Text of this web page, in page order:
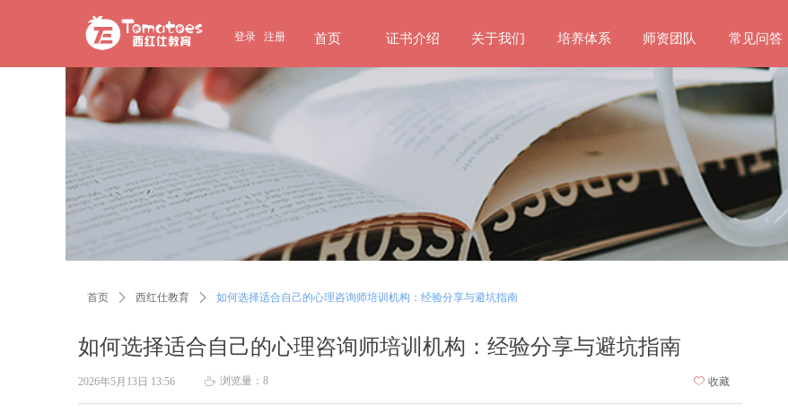
首页 证书介绍 关于我们 培养体系 师资团队 常见问答
登录 注册
如何选择适合自己的心理咨询师培训机构：经验分享与避坑指南
首页 ꄲ 西红仕教育 ꄲ 如何选择适合自己的心理咨询师培训机构：经验分享与避坑指南
2026年5月13日 13:56 ꄘ 浏览量： 8 ꄀ 收藏